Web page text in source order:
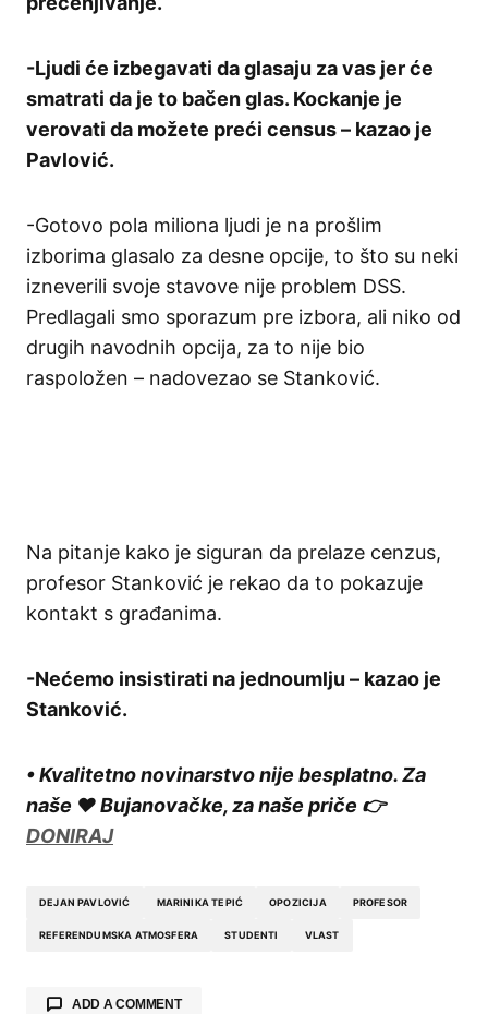
-Ljudi će izbegavati da glasaju za vas jer će
smatrati da je to bačen glas. Kockanje je
verovati da možete preći census – kazao je
Pavlović.
-Gotovo pola miliona ljudi je na prošlim
izborima glasalo za desne opcije, to što su neki
izneverili svoje stavove nije problem DSS.
Predlagali smo sporazum pre izbora, ali niko od
drugih navodnih opcija, za to nije bio
raspoložen – nadovezao se Stanković.
Na pitanje kako je siguran da prelaze cenzus,
profesor Stanković je rekao da to pokazuje
kontakt s građanima.
-Nećemo insistirati na jednoumlju – kazao je
Stanković.
• Kvalitetno novinarstvo nije besplatno. Za
naše ❤️ Bujanovačke, za naše priče 👉
DONIRAJ
DEJAN PAVLOVIĆ MARINIKA TEPIĆ OPOZICIJA PROFESOR
REFERENDUMSKA ATMOSFERA STUDENTI VLAST
ADD A COMMENT